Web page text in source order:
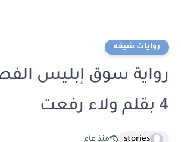
روايات شيقه
رواية سوق إبليس
4 بقلم ولاء رفعت
stories منذ عام